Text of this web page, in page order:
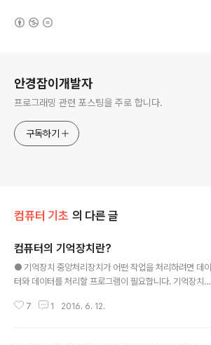
안경잡이개발자
프로그래밍 관련 포스팅을 주로 합니다.
구독하기
컴퓨터 기초 의 다른 글
컴퓨터의 기억장치란?
● 기억장치 중앙처리장치가 어떤 작업을 처리하려면 데이
터와 데이터를 처리할 프로그램이 필요합니다. 기억장치는
적으로 저장하는 장치입니다. 기억장치는 접근 속도, 기억
7 1 2016. 6. 12.